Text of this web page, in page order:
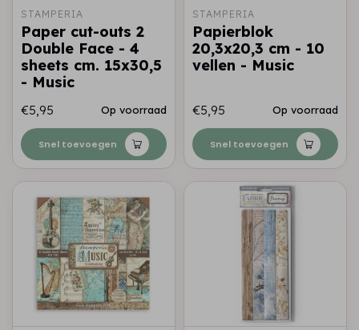
STAMPERIA
Paper cut-outs 2
Double Face - 4
sheets cm. 15x30,5
- Music
€5,95 Op voorraad
Snel toevoegen
STAMPERIA
Papierblok
20,3x20,3 cm - 10
vellen - Music
€5,95 Op voorraad
Snel toevoegen